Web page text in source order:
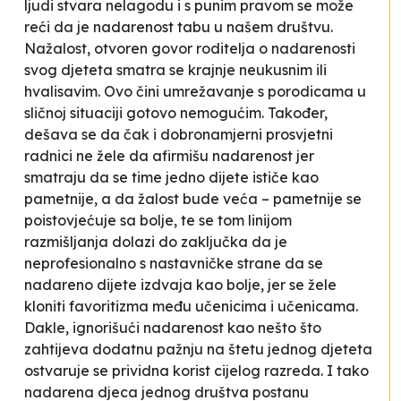
ljudi stvara nelagodu i s punim pravom se može
reći da je nadarenost tabu u našem društvu.
Nažalost, otvoren govor roditelja o nadarenosti
svog djeteta smatra se krajnje neukusnim ili
hvalisavim. Ovo čini umrežavanje s porodicama u
sličnoj situaciji gotovo nemogućim. Također,
dešava se da čak i dobronamjerni prosvjetni
radnici ne žele da afirmišu nadarenost jer
smatraju da se time jedno dijete ističe kao
pametnije, a da žalost bude veća – pametnije se
poistovjećuje sa bolje, te se tom linijom
razmišljanja dolazi do zaključka da je
neprofesionalno s nastavničke strane da se
nadareno dijete izdvaja kao bolje, jer se žele
kloniti favoritizma među učenicima i učenicama.
Dakle, ignorišući nadarenost kao nešto što
zahtijeva dodatnu pažnju na štetu jednog djeteta
ostvaruje se prividna korist cijelog razreda. I tako
nadarena djeca jednog društva postanu